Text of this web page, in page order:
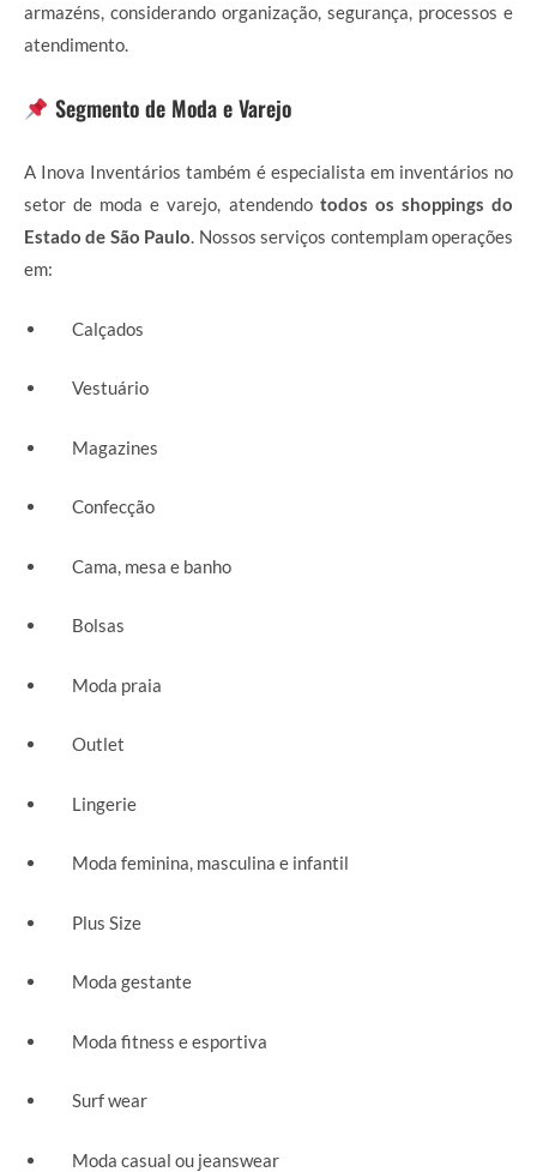
armazéns, considerando organização, segurança, processos e
atendimento.
Segmento de Moda e Varejo
A Inova Inventários também é especialista em inventários no
setor de moda e varejo, atendendo todos os shoppings do
Estado de São Paulo. Nossos serviços contemplam operações
em:
Calçados
Vestuário
Magazines
Confecção
Cama, mesa e banho
Bolsas
Moda praia
Outlet
Lingerie
Moda feminina, masculina e infantil
Plus Size
Moda gestante
Moda fitness e esportiva
Surf wear
Moda casual ou jeanswear